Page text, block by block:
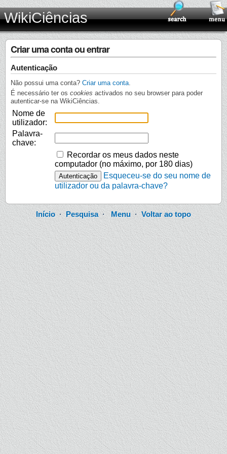
WikiCiências
Criar uma conta ou entrar
Autenticação
Não possui uma conta? Criar uma conta
É necessário ter os cookies activados no seu browser para poder
autenticar-se na WikiCiências.
Nome de
utilizador:
Palavra-
chave:
Recordar os meus dados neste
computador (no máximo, por 180 dias)
Esqueceu-se do seu nome de
utilizador ou da palavra-chave?
Início· Pesquisa·Menu ·Voltar ao topo